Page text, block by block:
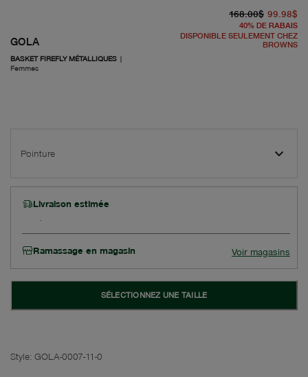
GOLA
BASKET FIREFLY MÉTALLIQUES |
Femmes
168.00$ 99.98$
40% DE RABAIS
DISPONIBLE SEULEMENT CHEZ
BROWNS
Pointure
Livraison estimée
Ramassage en magasin Voir magasins
SÉLECTIONNEZ UNE TAILLE
Style: GOLA-0007-11-0